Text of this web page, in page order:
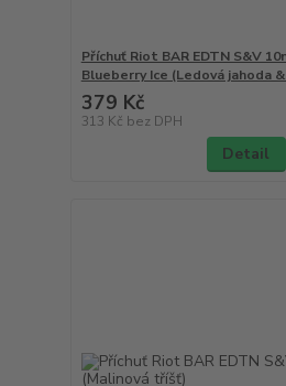
Příchuť Riot BAR EDTN S&V
Blueberry Ice (Ledová jahoda
379 Kč
313 Kč bez DPH
Detail